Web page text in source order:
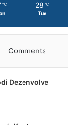
℃ 28 ℃
Tue
Comments
Dezenvolve